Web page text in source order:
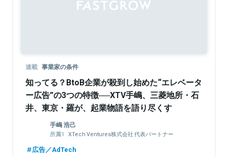
連載 事業家の条件
知ってる？BtoB企業が殺到し始めた“エレベータ
ー広告”の3つの特徴──XTV手嶋、三菱地所・石
井、東京・羅が、起業物語を語り尽くす
手嶋 浩己
XTech Ventures株式会社 代表パートナー
広告／AdTech